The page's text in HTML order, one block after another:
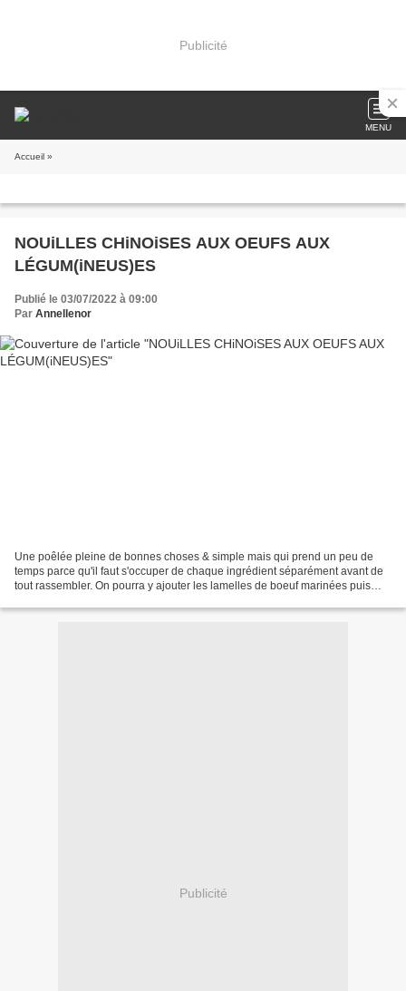
Publicité
MENU
Accueil »
NOUiLLES CHiNOiSES AUX OEUFS AUX
LÉGUM(iNEUS)ES
Publié le 03/07/2022 à 09:00
Par Annellenor
Une poêlée pleine de bonnes choses & simple mais qui prend un peu de
temps parce qu'il faut s'occuper de chaque ingrédient séparément avant de
tout rassembler. On pourra y ajouter les lamelles de boeuf marinées puis
Publicité